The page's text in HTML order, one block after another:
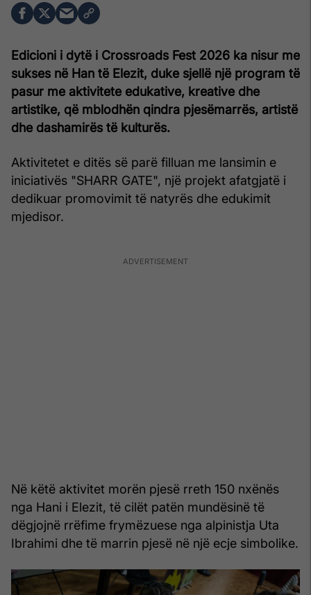
Edicioni i dytë i Crossroads Fest 2026 ka nisur me
sukses në Han të Elezit, duke sjellë një program të
pasur me aktivitete edukative, kreative dhe
artistike, që mblodhën qindra pjesëmarrës, artistë
dhe dashamirës të kulturës.
Aktivitetet e ditës së parë filluan me lansimin e
iniciativës "SHARR GATE", një projekt afatgjatë i
dedikuar promovimit të natyrës dhe edukimit
mjedisor.
Në këtë aktivitet morën pjesë rreth 150 nxënës
nga Hani i Elezit, të cilët patën mundësinë të
dëgjojnë rrëfime frymëzuese nga alpinistja Uta
Ibrahimi dhe të marrin pjesë në një ecje simbolike.